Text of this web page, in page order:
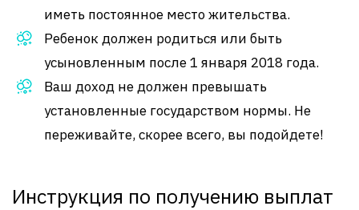
иметь постоянное место жительства.
Ребенок должен родиться или быть
усыновленным после 1 января 2018 года.
Ваш доход не должен превышать
установленные государством нормы. Не
переживайте, скорее всего, вы подойдете!
Инструкция по получению выплат